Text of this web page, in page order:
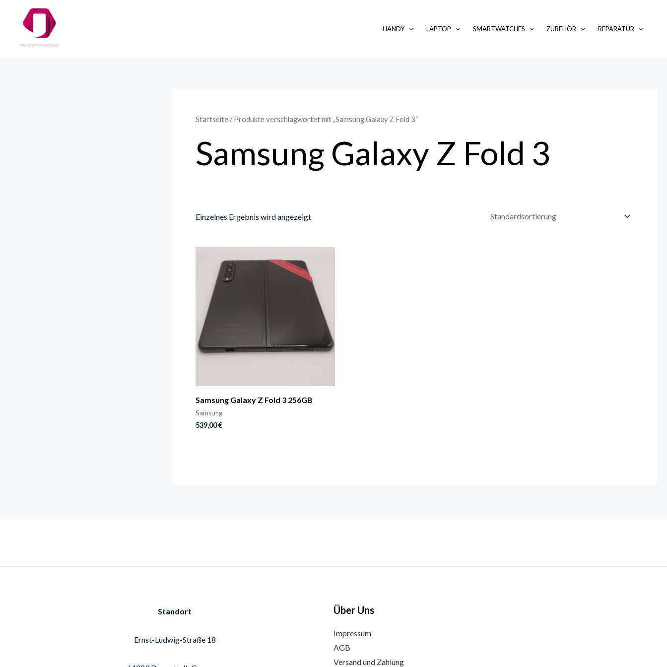
HANDY LAPTOP SMARTWATCHES ZUBEHÖR REPARATUR
Startseite / Produkte verschlagwortet mit „Samsung Galaxy Z Fold 3“
Samsung Galaxy Z Fold 3
Einzelnes Ergebnis wird angezeigt
Samsung Galaxy Z Fold 3 256GB
Samsung
539,00€
Standort
Ernst-Ludwig-Straße 18
Über Uns
Impressum
AGB
Versand und Zahlung